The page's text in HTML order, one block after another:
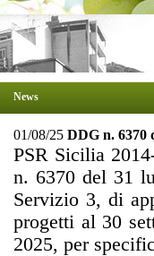
News
01/08/25 DDG n. 6370
PSR Sicilia
n. 6370 del 31
Servizio 3, di
progetti al 30
2025, per